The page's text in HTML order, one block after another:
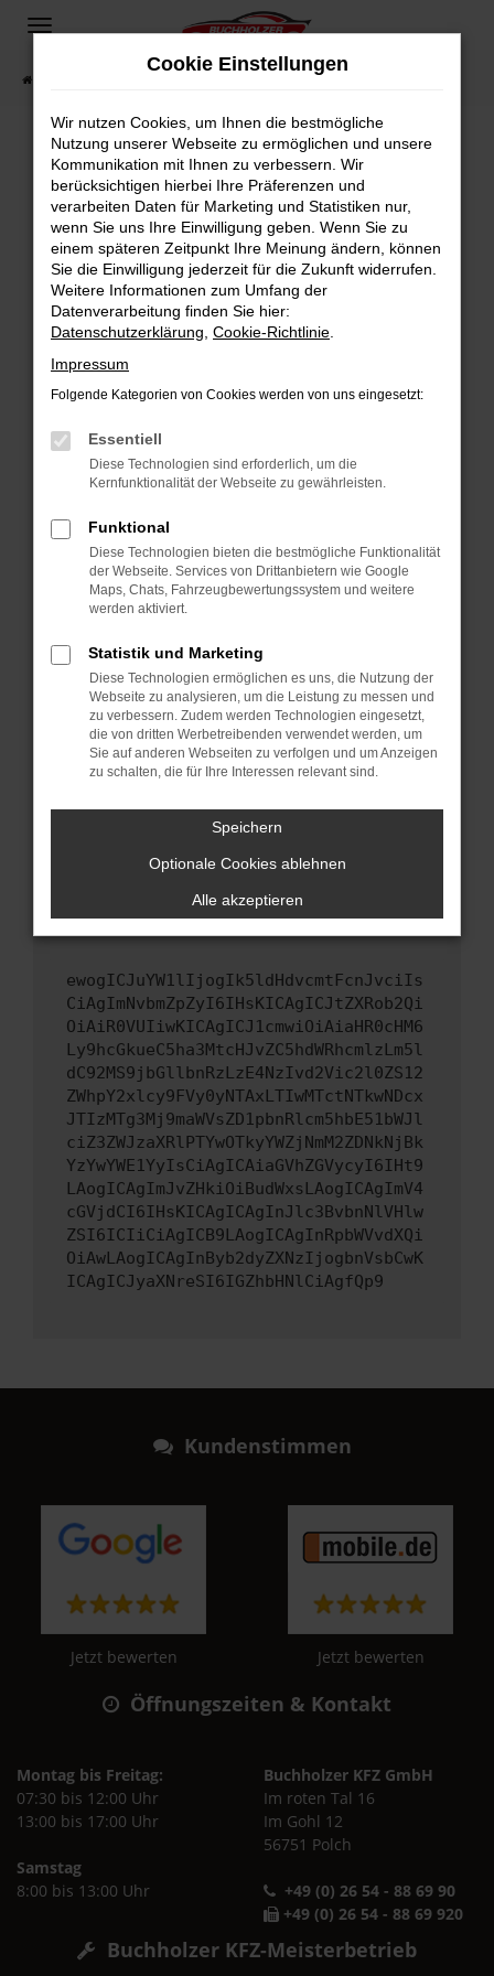
Zum
springen
Fahrzeugsuche
Fehler: Network Error
Beim Laden ist ein Fehler aufgetreten.
Hier sind ein paar Tipps, die dir helfen können:
Überprüfe deine Firewall und deine
Internetverbindung.
Laden andere Webseiten, zum Beispiel deine
Suchmaschine?
Prüfe deine Browsererweiterungen.
können das Laden bestimmter Seiten
verhindern. Funktioniert die Seite in einem
anderen Browser oder in einem privaten
Starte dein Gerät neu.
Das kann manchmal helfen, vorübergehende
Probleme zu beheben.
Betriebssystem auf dem neuesten Stand
sind.
Veraltete Software birgt nicht nur ein
Sicherheitsrisiko, sondern kann auch dazu
führen, dass bestimmte Funktionen nicht mehr
unterstützt werden.
Wende dich an den Webseitenbetreiber.
Wenn du alle oben genannten Schritte versucht
hast, kontaktiere uns bitte. Wir werden
versuchen, das Problem zu beheben. Du kannst
uns diesen Text schicken, um uns bei der
ewogICJuYW1lIjogIk5ldHdvcmtFcnJvciIs
CiAgImNvbmZpZyI6IHsKICAgICJtZXRob2Qi
OiAiR0VUIiwKICAgICJ1cmwiOiAiaHR0cHM6
Ly9hcGkueC5ha3MtcHJvZC5hdWRhcmlzLm5l
dC92MS9jbGllbnRzLzE4NzIvd2Vic2l0ZS12
ZWhpY2xlcy9FVy0yNTAxLTIwMTctNTkwNDcx
JTIzMTg3Mj9maWVsZD1pbnRlcm5hbE51bWJl
ciZ3ZWJzaXRlPTYwOTkyYWZjNmM2ZDNkNjBk
YzYwYWE1YyIsCiAgICAiaGVhZGVycyI6IHt9
LAogICAgImJvZHkiOiBudWxsLAogICAgImV4
cGVjdCI6IHsKICAgICAgInJlc3BvbnNlVHlw
ZSI6ICIiCiAgICB9LAogICAgInRpbWVvdXQi
OiAwLAogICAgInByb2dyZXNzIjogbnVsbCwK
ICAgICJyaXNreSI6IGZhbHNlCiAgfQp9
Kundenstimmen
Jetzt bewerten Jetzt bewerten
Öffnungszeiten & Kontakt
Montag bis Freitag:
07:30 bis 12:00 Uhr
13:00 bis 17:00 Uhr
Samstag
8:00 bis 13:00 Uhr
Buchholzer KFZ GmbH
Im roten Tal 16
Im Gohl 12
56751 Polch
+49 (0) 26 54 - 88 69 90
+49 (0) 26 54 - 88 69 920
Buchholzer KFZ-Meisterbetrieb
Cookie Einstellungen
Wir nutzen Cookies, um Ihnen die bestmögliche
Nutzung unserer Webseite zu ermöglichen und unsere
Kommunikation mit Ihnen zu verbessern. Wir
berücksichtigen hierbei Ihre Präferenzen und
verarbeiten Daten für Marketing und Statistiken nur,
wenn Sie uns Ihre Einwilligung geben. Wenn Sie zu
einem späteren Zeitpunkt Ihre Meinung ändern, können
Sie die Einwilligung jederzeit für die Zukunft widerrufen.
Weitere Informationen zum Umfang der
Datenverarbeitung finden Sie hier:
Datenschutzerklärung Cookie-Richtlinie
Impressum
Folgende Kategorien von Cookies werden von uns eingesetzt:
Essentiell
Diese Technologien sind erforderlich, um die
Kernfunktionalität der Webseite zu gewährleisten.
Funktional
Diese Technologien bieten die bestmögliche Funktionalität
der Webseite. Services von Drittanbietern wie Google
Maps, Chats, Fahrzeugbewertungssystem und weitere
werden aktiviert.
Statistik und Marketing
Diese Technologien ermöglichen es uns, die Nutzung der
Webseite zu analysieren, um die Leistung zu messen und
zu verbessern. Zudem werden Technologien eingesetzt,
die von dritten Werbetreibenden verwendet werden, um
Sie auf anderen Webseiten zu verfolgen und um Anzeigen
zu schalten, die für Ihre Interessen relevant sind.
Speichern
Optionale Cookies ablehnen
Alle akzeptieren